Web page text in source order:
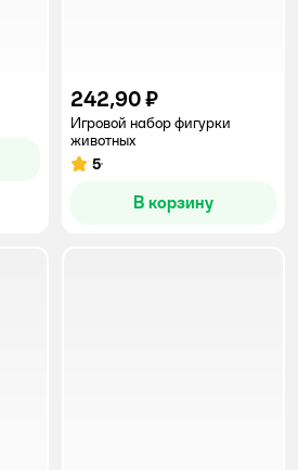
242,90 ₽
Игровой набор фигурки
животных
Рейтинг:
5
В корзину